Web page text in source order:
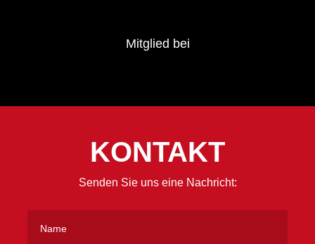
Mitglied bei
KONTAKT
Senden Sie uns eine Nachricht: